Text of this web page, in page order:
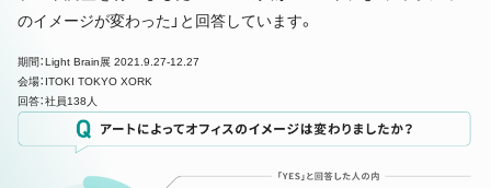
のイメージが変わった」と回答しています。
期間：Light Brain展 2021.9.27-12.27
会場：ITOKI TOKYO XORK
回答：社員138人